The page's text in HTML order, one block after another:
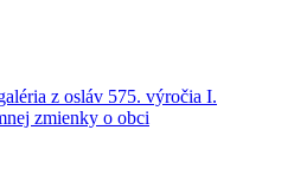
z osláv 575. výročia I.
zmienky o obci